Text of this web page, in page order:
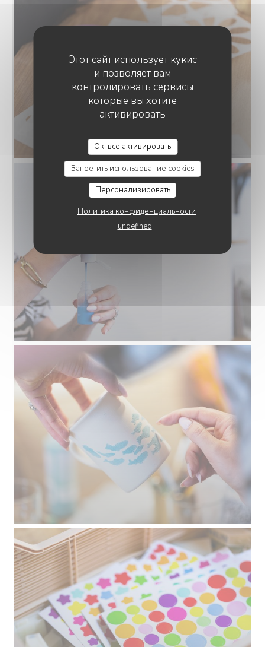
Этот сайт использует кукис
и позволяет вам
контролировать сервисы
которые вы хотите
активировать
Ок, все активировать
Запретить использование cookies
Персонализировать
Политика конфиденциальности
undefined
BAV'ART CAFÉ